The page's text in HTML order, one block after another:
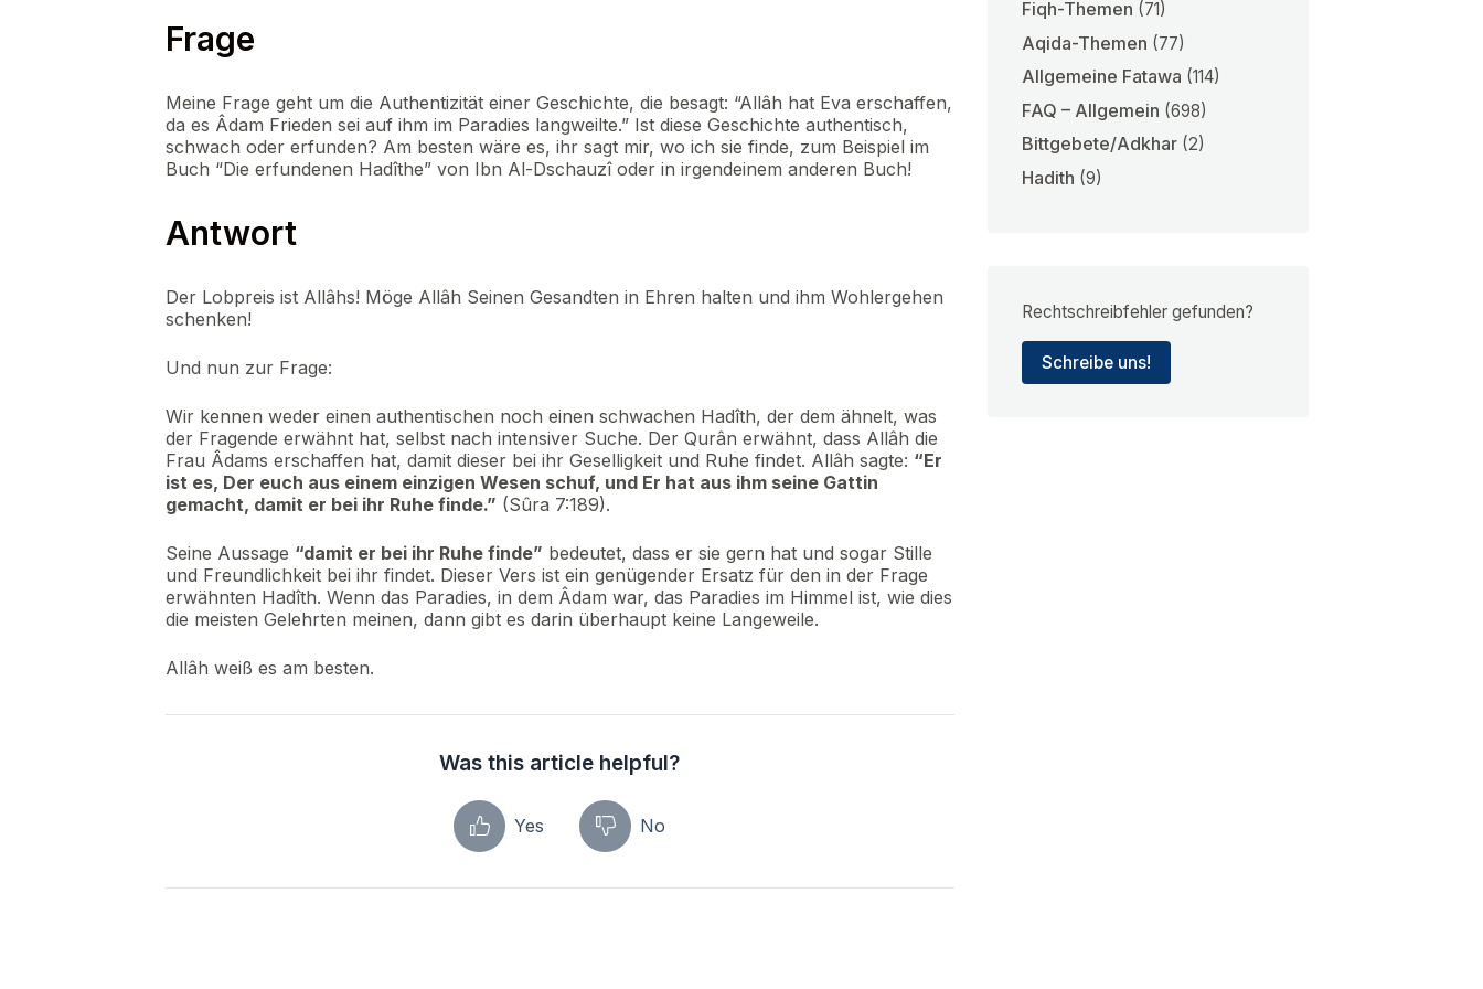
Frage
Meine Frage geht um die Authentizität einer Geschichte, die besagt: “Allâh hat Eva erschaffen,
da es Âdam Frieden sei auf ihm im Paradies langweilte.” Ist diese Geschichte authentisch,
schwach oder erfunden? Am besten wäre es, ihr sagt mir, wo ich sie finde, zum Beispiel im
Buch “Die erfundenen Hadîthe” von Ibn Al-Dschauzî oder in irgendeinem anderen Buch!
Antwort
Der Lobpreis ist Allâhs! Möge Allâh Seinen Gesandten in Ehren halten und ihm Wohlergehen
schenken!
Und nun zur Frage:
Wir kennen weder einen authentischen noch einen schwachen Hadîth, der dem ähnelt, was
der Fragende erwähnt hat, selbst nach intensiver Suche. Der Qurân erwähnt, dass Allâh die
Frau Âdams erschaffen hat, damit dieser bei ihr Geselligkeit und Ruhe findet. Allâh sagte: “Er
ist es, Der euch aus einem einzigen Wesen schuf, und Er hat aus ihm seine Gattin
gemacht, damit er bei ihr Ruhe finde.” (Sûra 7:189).
Seine Aussage “damit er bei ihr Ruhe finde” bedeutet, dass er sie gern hat und sogar Stille
und Freundlichkeit bei ihr findet. Dieser Vers ist ein genügender Ersatz für den in der Frage
erwähnten Hadîth. Wenn das Paradies, in dem Âdam war, das Paradies im Himmel ist, wie dies
die meisten Gelehrten meinen, dann gibt es darin überhaupt keine Langeweile.
Allâh weiß es am besten.
Was this article helpful?
Yes No
Fiqh-Themen (71)
Aqida-Themen (77)
Allgemeine Fatawa (114)
FAQ – Allgemein (698)
Bittgebete/Adkhar(2)
Hadith (9)
Rechtschreibfehler gefunden?
Schreibe uns!